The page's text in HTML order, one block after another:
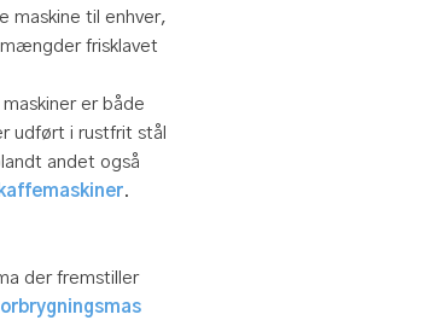
maskine til enhver,
frisklavet
er både
udført i rustfrit stål
andet også
.
der fremstiller